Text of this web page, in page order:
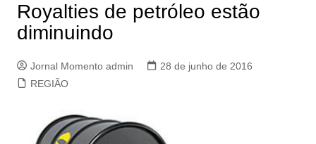
Royalties de petróleo estão
diminuindo
Jornal Momento admin
28 de junho de 2016
REGIÃO